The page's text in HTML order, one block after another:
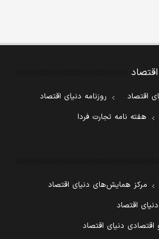
اقتصاد
روزنامه دنیای اقتصاد
هفته نامه تجارت فردا
مرکز همایش‌های دنیای اقتصاد
اقتصاد
دنیای اقتصاد